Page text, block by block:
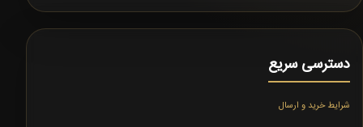
دسترسی سریع
شرایط خرید و ارسال